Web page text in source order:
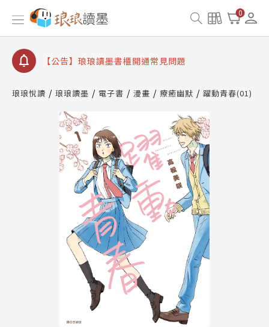
0
【公告】因 Readmoo 讀墨系統維護中，本站同步暫
停部分閱讀服務
【公告】琅琅讀墨數位閱讀資產合併與書櫃開通申請
【公告】琅琅讀墨書櫃開通常見問題
請圖文教學
查詢
【公告】因 Readmoo 讀墨系統維護中，本站同步暫
停部分閱讀服務
琅琅悅讀 琅琅讀墨 電子書 漫畫 療癒幽默 躍動青春(01)